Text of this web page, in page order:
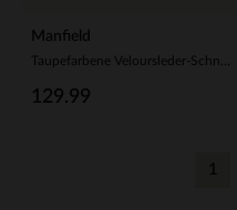
Manfield
129.99
1